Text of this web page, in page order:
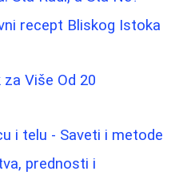
recept Bliskog Istoka
Više Od 20
i telu - Saveti i metode
prednosti i